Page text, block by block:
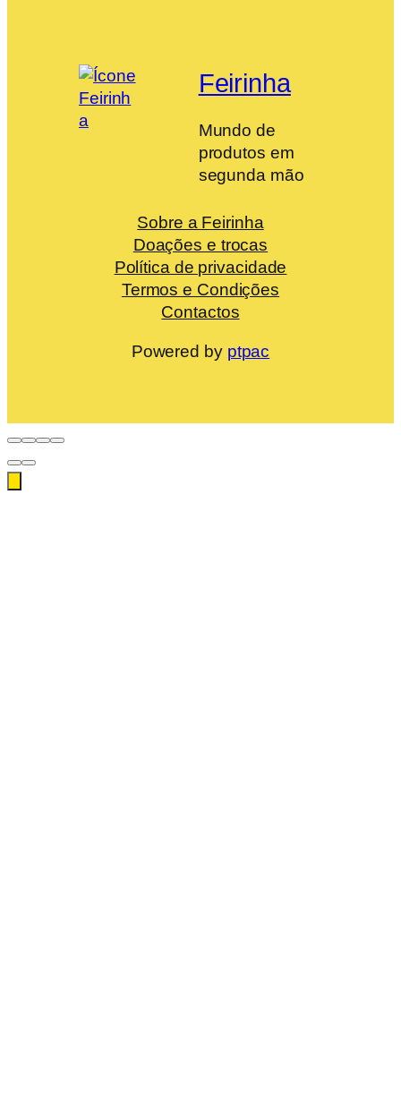
Feirinha
Mundo de
produtos em
segunda mão
Sobre a Feirinha
Doações e trocas
Política de privacidade
Termos e Condições
Contactos
Powered by ptpac